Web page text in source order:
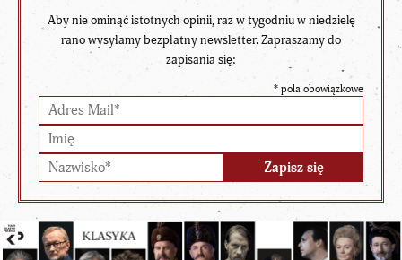
Aby nie ominąć istotnych opinii, raz w tygodniu w niedzielę
rano wysyłamy bezpłatny newsletter. Zapraszamy do
zapisania się:
* pola obowiązkowe